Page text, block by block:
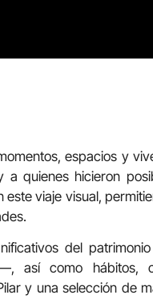
espacios y
quienes hicieron
viaje visual,
del
así como hábitos,
y una selección de